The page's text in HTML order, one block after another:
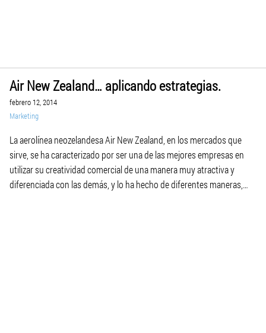
Air New Zealand… aplicando estrategias.
febrero 12, 2014
Marketing
La aerolínea neozelandesa Air New Zealand, en los mercados que
sirve, se ha caracterizado por ser una de las mejores empresas en
utilizar su creatividad comercial de una manera muy atractiva y
diferenciada con las demás, y lo ha hecho de diferentes maneras,